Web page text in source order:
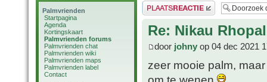
Palmvrienden
Startpagina
Agenda
Kortingskaart
Palmvrienden forums
Palmvrienden chat
Palmvrienden wiki
Palmvrienden maps
Palmvrienden label
Contact
Plaats een reactie
Re: Nikau
door johny op 04 dec 2021
zeer mooie palm,